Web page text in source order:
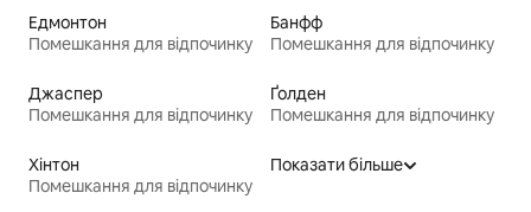
Едмонтон
Помешкання для відпочинку
Банфф
Помешкання для відпочинку
Джаспер
Помешкання для відпочинку
Ґолден
Помешкання для відпочинку
Хінтон
Помешкання для відпочинку
Показати більше